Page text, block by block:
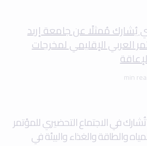
مُمثلًا عن جامعة إربد
العربي الإقليمي لمخرجات
في الاجتماع التحضيري للمؤتمر
والطاقة والغذاء والبيئة في